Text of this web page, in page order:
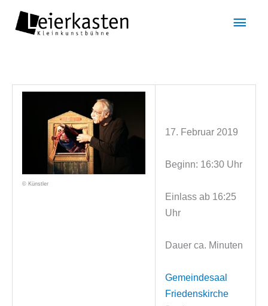
Inhalt
© Künstler
17. Februar 2019
Beginn: 16:30 Uhr
Einlass ab 16:25
Uhr
Dauer ca. Minuten
Gemeindesaal
Friedenskirche